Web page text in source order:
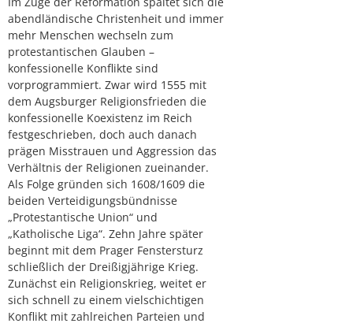
abendländische Christenheit und immer
mehr Menschen wechseln zum
protestantischen Glauben –
konfessionelle Konflikte sind
vorprogrammiert. Zwar wird 1555 mit
dem Augsburger Religionsfrieden die
konfessionelle Koexistenz im Reich
festgeschrieben, doch auch danach
prägen Misstrauen und Aggression das
Verhältnis der Religionen zueinander.
Als Folge gründen sich 1608/1609 die
beiden Verteidigungsbündnisse
„Protestantische Union“ und
„Katholische Liga“. Zehn Jahre später
beginnt mit dem Prager Fenstersturz
schließlich der Dreißigjährige Krieg.
Zunächst ein Religionskrieg, weitet er
sich schnell zu einem vielschichtigen
Konflikt mit zahlreichen Parteien und